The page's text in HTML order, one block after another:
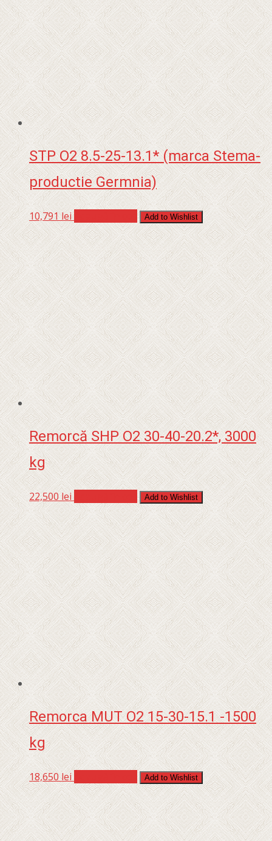
STP O2 8.5-25-13.1* (marca Stema-
productie Germnia)
10,791 lei Add to Wishlist
Remorcă SHP O2 30-40-20.2*, 3000
kg
22,500lei Add to Wishlist
Remorca MUT O2 15-30-15.1 -1500
kg
18,650lei Add to Wishlist